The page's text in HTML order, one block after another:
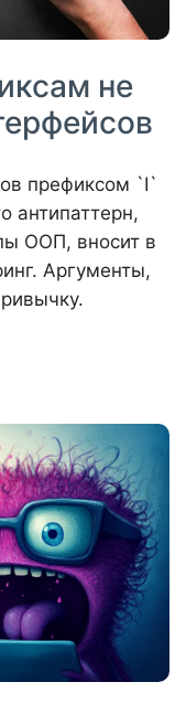
не
префиксом `I`
антипаттерн,
ООП, вносит в
Аргументы,